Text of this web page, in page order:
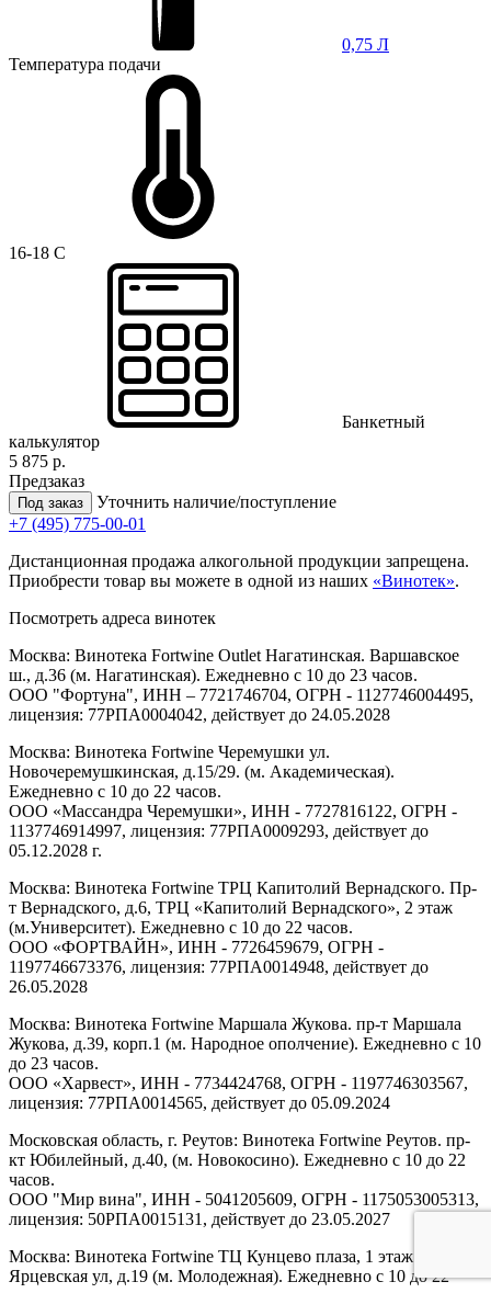
0,75 Л
Температура подачи
16-18 C
Банкетный
калькулятор
5 875 р.
Предзаказ
Под заказ
Уточнить наличие/поступление
+7 (495) 775-00-01
Дистанционная продажа алкогольной продукции запрещена.
Приобрести товар вы можете в одной из наших «Винотек».
Посмотреть адреса винотек
Москва: Винотека Fortwine Outlet Нагатинская. Варшавское
ш., д.36 (м. Нагатинская). Ежедневно с 10 до 23 часов.
ООО "Фортуна", ИНН – 7721746704, ОГРН - 1127746004495,
лицензия: 77РПА0004042, действует до 24.05.2028
Москва: Винотека Fortwine Черемушки ул.
Новочеремушкинская, д.15/29. (м. Академическая).
Ежедневно с 10 до 22 часов.
ООО «Массандра Черемушки», ИНН - 7727816122, ОГРН -
1137746914997, лицензия: 77РПА0009293, действует до
05.12.2028 г.
Москва: Винотека Fortwine ТРЦ Капитолий Вернадского. Пр-
т Вернадского, д.6, ТРЦ «Капитолий Вернадского», 2 этаж
(м.Университет). Ежедневно с 10 до 22 часов.
ООО «ФОРТВАЙН», ИНН - 7726459679, ОГРН -
1197746673376, лицензия: 77РПА0014948, действует до
26.05.2028
Москва: Винотека Fortwine Маршала Жукова. пр-т Маршала
Жукова, д.39, корп.1 (м. Народное ополчение). Ежедневно с 10
до 23 часов.
ООО «Харвест», ИНН - 7734424768, ОГРН - 1197746303567,
лицензия: 77РПА0014565, действует до 05.09.2024
Московская область, г. Реутов: Винотека Fortwine Реутов. пр-
кт Юбилейный, д.40, (м. Новокосино). Ежедневно с 10 до 22
часов.
ООО "Мир вина", ИНН - 5041205609, ОГРН - 1175053005313,
лицензия: 50РПА0015131, действует до 23.05.2027
Москва: Винотека Fortwine ТЦ Кунцево плаза, 1 этаж.
Ярцевская ул, д.19 (м. Молодежная). Ежедневно с 10 до 22